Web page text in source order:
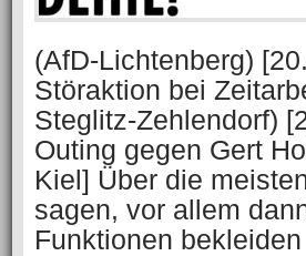
(AfD-Lichtenberg)
Störaktion bei
Steglitz-Zehlendorf)
Outing gegen Gert
Kiel] Über die
sagen, vor allem
Funktionen